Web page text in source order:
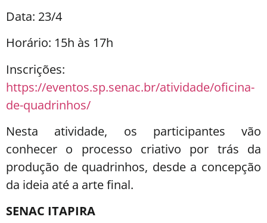
Data: 23/4
Horário: 15h às 17h
Inscrições:
https://eventos.sp.senac.br/atividade/oficina-
de-quadrinhos/
Nesta atividade, os participantes vão
conhecer o processo criativo por trás da
produção de quadrinhos, desde a concepção
da ideia até a arte final.
SENAC ITAPIRA